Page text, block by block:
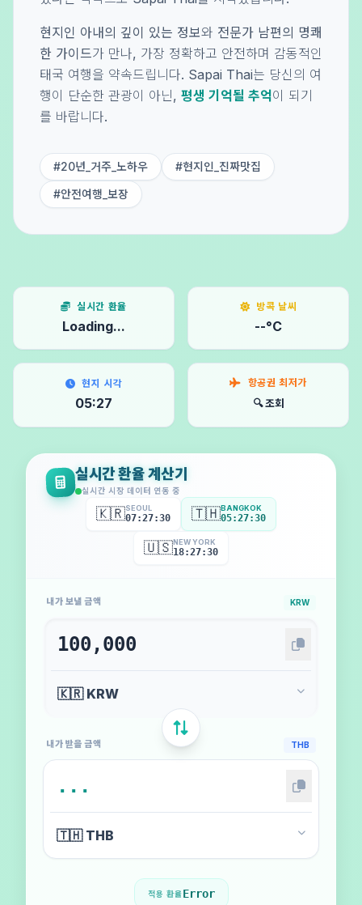
현지인 아내의 깊이 있는 정보와 전문가 남편의 명쾌
한 가이드가 만나, 가장 정확하고 안전하며 감동적인
태국 여행을 약속드립니다. Sapai Thai는 당신의 여
행이 단순한 관광이 아닌, 평생 기억될 추억이 되기
를 바랍니다.
#20년_거주_노하우
#현지인_진짜맛집
#안전여행_보장
실시간 환율
Loading...
방콕 날씨
--°C
현지 시각
05:27
항공권 최저가
🔍 조회
실시간 환율 계산기
실시간 시장 데이터 연동 중
🇰🇷SEOUL
07:27:32 🇹🇭BANGKOK
05:27:32
🇺🇸NEW YORK
18:27:32
내가 보낼 금액 KRW
내가 받을 금액 THB
적용 환율Error